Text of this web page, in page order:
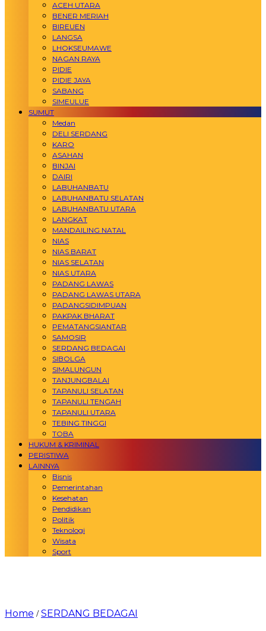
ACEH UTARA
BENER MERIAH
BIREUEN
LANGSA
LHOKSEUMAWE
NAGAN RAYA
PIDIE
PIDIE JAYA
SABANG
SIMEULUE
SUMUT
Medan
DELI SERDANG
KARO
ASAHAN
BINJAI
DAIRI
LABUHANBATU
LABUHANBATU SELATAN
LABUHANBATU UTARA
LANGKAT
MANDAILING NATAL
NIAS
NIAS BARAT
NIAS SELATAN
NIAS UTARA
PADANG LAWAS
PADANG LAWAS UTARA
PADANGSIDIMPUAN
PAKPAK BHARAT
PEMATANGSIANTAR
SAMOSIR
SERDANG BEDAGAI
SIBOLGA
SIMALUNGUN
TANJUNGBALAI
TAPANULI SELATAN
TAPANULI TENGAH
TAPANULI UTARA
TEBING TINGGI
TOBA
HUKUM & KRIMINAL
PERISTIWA
LAINNYA
Bisnis
Pemerintahan
Kesehatan
Pendidikan
Politik
Teknologi
Wisata
Sport
Home /SERDANG BEDAGAI